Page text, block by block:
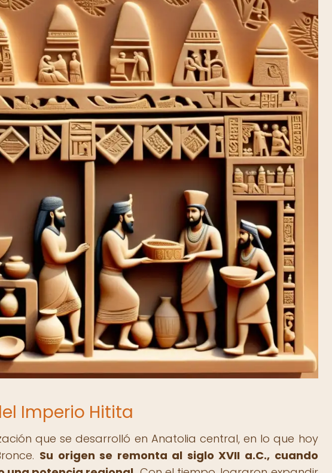
Imperio Hitita
que se desarrolló en Anatolia central, en lo que hoy
Su origen se remonta al siglo XVII a.C., cuando